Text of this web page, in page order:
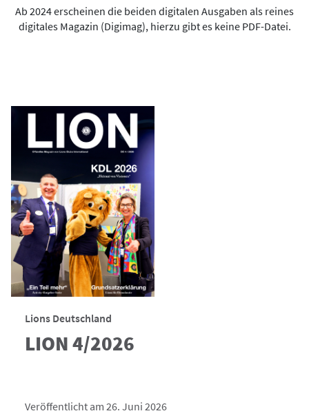
Ab 2024 erscheinen die beiden digitalen Ausgaben als reines
digitales Magazin (Digimag), hierzu gibt es keine PDF-Datei.
Lions Deutschland
LION 4/2026
Veröffentlicht am 26. Juni 2026